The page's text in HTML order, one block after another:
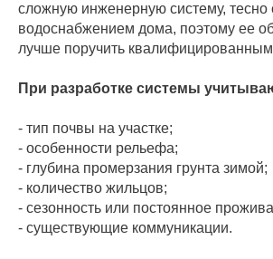
сложную инженерную систему, тесно
водоснабжением дома, поэтому ее
лучше поручить
При разработке системы
- тип почвы на участке;
- особенности рельефа;
- глубина промерзания грунта зимой;
- количество жильцов;
- сезонность или постоянное
- существующие коммуникации.